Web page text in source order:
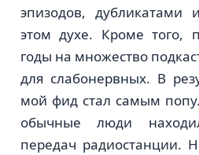
эпизодов,
этом духе. Кроме того,
годы на множество
для слабонервных. В
мой фид стал самым
обычные люди
передач радиостанции.